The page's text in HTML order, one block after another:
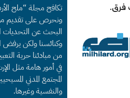
تكافح مجلة “ملح
ونحرص على تقديم
البحث عن التحديات
وكنائسنا ولكن يرفض
من مبادئنا حرية
في أمور هامة مثل
المجتمع المدني
والنفسية وغيرها.